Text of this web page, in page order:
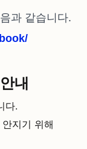
과 같습니다.
내
다.
지기 위해